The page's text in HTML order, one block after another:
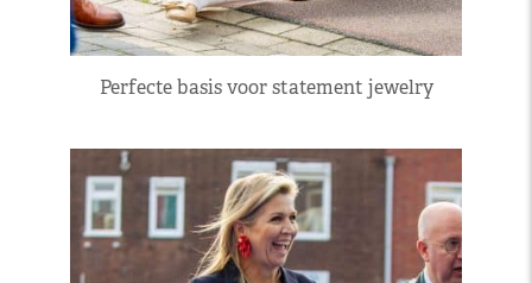
Perfecte basis voor statement jewelry